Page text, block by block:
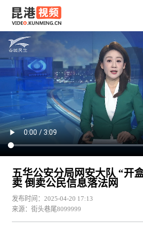
五华公安分局网安大队 “开
卖 倒卖公民信息落法网
发布时间：2025-04-20 17:13
来源：街头巷尾8099999